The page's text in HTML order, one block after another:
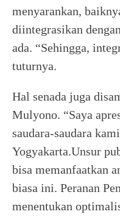
menyarankan,
diintegrasikan
ada. “Sehingga,
tuturnya.
Hal senada juga
Mulyono. “Saya
saudara-saudara
Yogyakarta.Unsur
bisa memanfaatkan
biasa ini. Peranan
menentukan